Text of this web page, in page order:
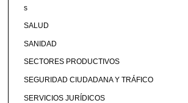
s
SALUD
SANIDAD
SECTORES PRODUCTIVOS
SEGURIDAD CIUDADANA Y TRÁFICO
SERVICIOS JURÍDICOS